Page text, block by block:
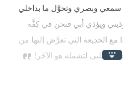
سمعي وبصري وتحوَّل ما بداخلي
ويؤذي أبي فنحن في كِفَّة
الخديعة التي تعرَّض إليها من
في قلبي لتشمله هو الآخَر!